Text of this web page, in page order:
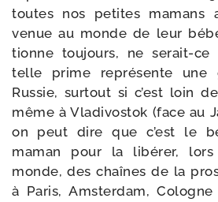
toutes nos petites mamans
venue au monde de leur
tionne tou­jours, ne serait-​ce
telle prime repré­sente une
Russie, sur­tout si c’est loin
même à Vladivostok (face au
on peut dire que c’est le
maman pour la libé­rer,
monde, des chaînes de la
à Paris, Amsterdam,